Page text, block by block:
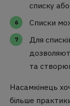
списку
Списки
Для
та
Насамкінець
більше